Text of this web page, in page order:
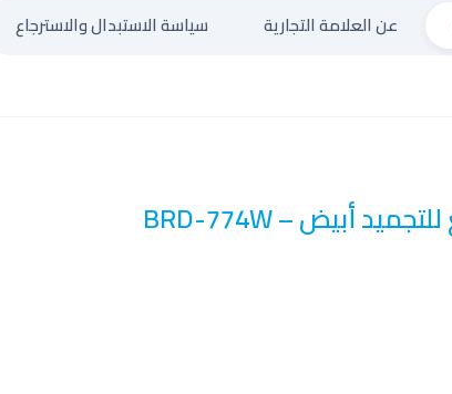
عن العلامة التجارية سياسة الاستبدال والاسترجاع